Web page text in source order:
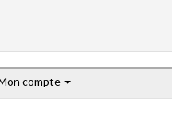
compte